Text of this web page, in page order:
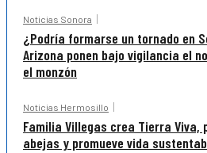
Noticias Sonora
¿Podría formarse un tornado en
Arizona ponen bajo vigilancia el
el monzón
Noticias Hermosillo
Familia Villegas crea Tierra Viva,
abejas y promueve vida